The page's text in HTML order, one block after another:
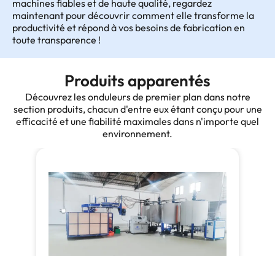
machines fiables et de haute qualité, regardez
maintenant pour découvrir comment elle transforme la
productivité et répond à vos besoins de fabrication en
toute transparence !
Produits apparentés
Découvrez les onduleurs de premier plan dans notre
section produits, chacun d'entre eux étant conçu pour une
efficacité et une fiabilité maximales dans n'importe quel
environnement.